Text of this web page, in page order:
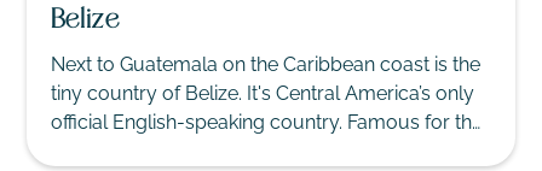
Belize
Next to Guatemala on the Caribbean coast is the
tiny country of Belize. It's Central America’s only
official English-speaking country. Famous for the